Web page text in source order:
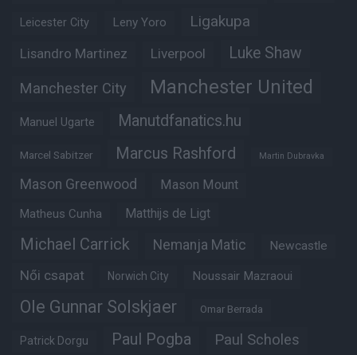
Leicester City Leny Yoro Ligakupa
Lisandro Martinez Liverpool Luke Shaw
Manchester City Manchester United
Manuel Ugarte Manutdfanatics.hu
Marcel Sabitzer Marcus Rashford Martin Dubravka
Mason Greenwood Mason Mount
Matheus Cunha Matthijs de Ligt
Michael Carrick Nemanja Matic Newcastle
Női csapat Norwich City Noussair Mazraoui
Ole Gunnar Solskjaer Omar Berrada
Patrick Dorgu Paul Pogba Paul Scholes